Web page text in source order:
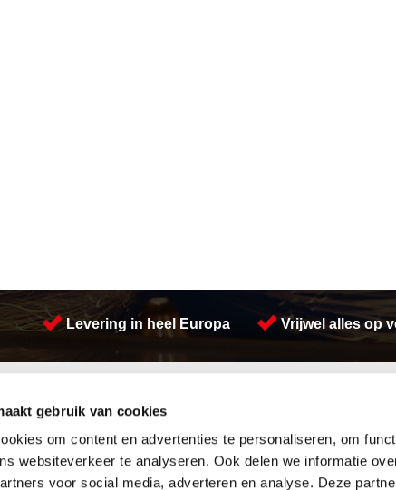
gebruik van cookies
om content en advertenties te personaliseren, om
websiteverkeer te analyseren. Ook delen we informatie
voor social media, adverteren en analyse. Deze
Levering in heel Europa Vrijwel alles op
Afdichtingen en Rubbers
Hang en sluitwerk
Looproosters
Verspaning
Buizen